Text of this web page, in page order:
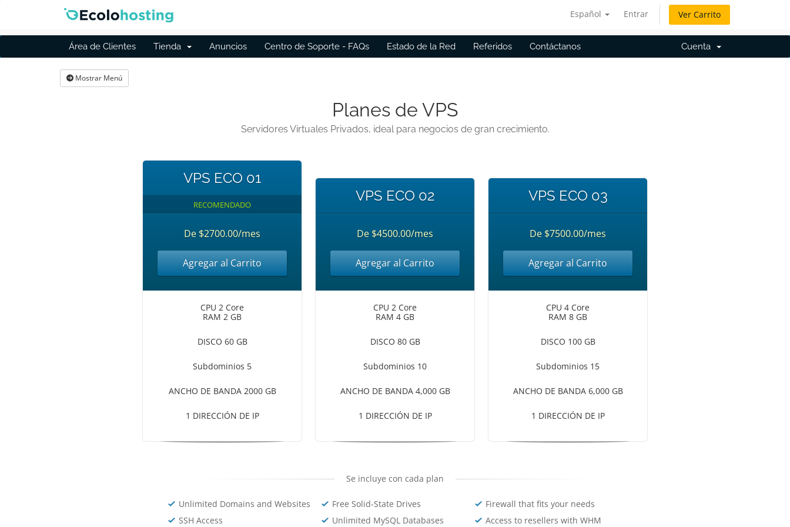
Español Entrar Ver Carrito
Área de Clientes Tienda Anuncios Centro de Soporte - FAQs Estado de la Red Referidos Contáctanos Cuenta
Mostrar Menú
Planes de VPS
Servidores Virtuales Privados, ideal para negocios de gran crecimiento.
VPS ECO 01
RECOMENDADO
De $2700.00/mes
Agregar al Carrito
CPU 2 Core
RAM 2 GB
DISCO 60 GB
Subdominios 5
ANCHO DE BANDA 2000 GB
1 DIRECCIÓN DE IP
VPS ECO 02
De $4500.00/mes
Agregar al Carrito
CPU 2 Core
RAM 4 GB
DISCO 80 GB
Subdominios 10
ANCHO DE BANDA 4,000 GB
1 DIRECCIÓN DE IP
VPS ECO 03
De $7500.00/mes
Agregar al Carrito
CPU 4 Core
RAM 8 GB
DISCO 100 GB
Subdominios 15
ANCHO DE BANDA 6,000 GB
1 DIRECCIÓN DE IP
Se incluye con cada plan
Unlimited Domains and Websites Free Solid-State Drives
Firewall that fits your needs
SSH Access
Unlimited MySQL Databases Access to resellers with WHM